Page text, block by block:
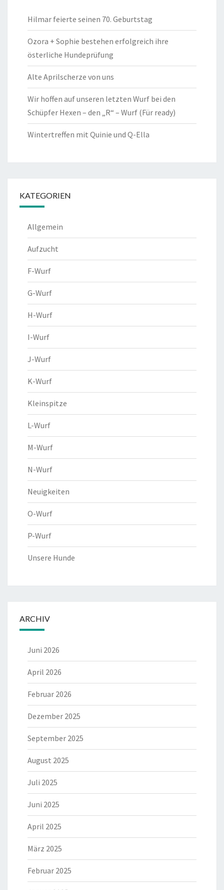
Hilmar feierte seinen 70. Geburtstag
Ozora + Sophie bestehen erfolgreich ihre
österliche Hundeprüfung
Alte Aprilscherze von uns
Wir hoffen auf unseren letzten Wurf bei den
Schüpfer Hexen – den „R“ – Wurf (Für ready)
Wintertreffen mit Quinie und Q-Ella
KATEGORIEN
Allgemein
Aufzucht
F-Wurf
G-Wurf
H-Wurf
I-Wurf
J-Wurf
K-Wurf
Kleinspitze
L-Wurf
M-Wurf
N-Wurf
Neuigkeiten
O-Wurf
P-Wurf
Unsere Hunde
ARCHIV
Juni 2026
April 2026
Februar 2026
Dezember 2025
September 2025
August 2025
Juli 2025
Juni 2025
April 2025
März 2025
Februar 2025